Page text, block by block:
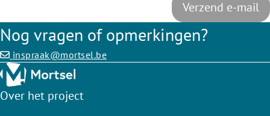
Nog vragen of opmerkingen?
inspraak@mortsel.be
Over het project